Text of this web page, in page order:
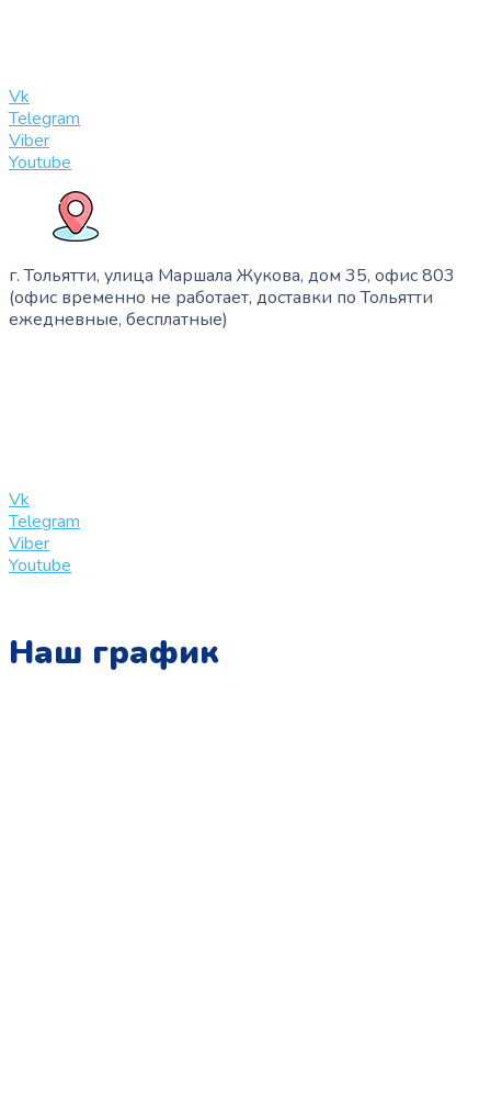
Vk
Telegram
Viber
Youtube
г. Тольятти, улица Маршала Жукова, дом 35, офис 803
(офис временно не работает, доставки по Тольятти
ежедневные, бесплатные)
Vk
Telegram
Viber
Youtube
Наш график